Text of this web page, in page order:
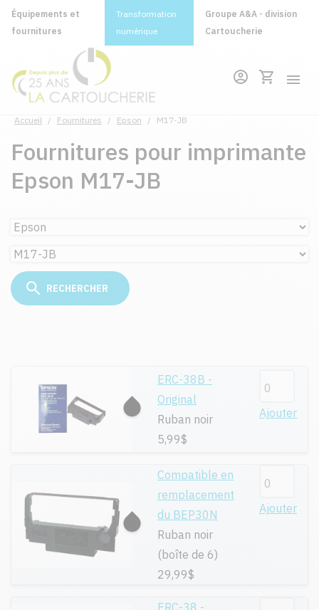
Équipements et
fournitures
Transformation
numérique
Groupe A&A - division
Cartoucherie
Accueil / Fournitures / Epson / M17-JB
Fournitures pour imprimante
Epson M17-JB
ERC-38B -
Original
Ruban noir
5,99$
Ajouter
Compatible en
remplacement
du BEP30N
Ruban noir
(boîte de 6)
29,99$
Ajouter
ERC-38 -